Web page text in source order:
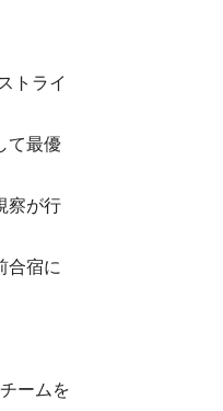
トライ
て最優
察が行
合宿に
ームを